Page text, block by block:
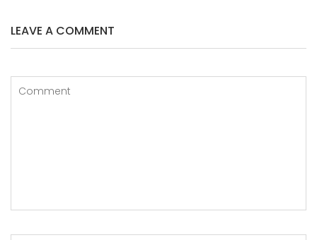
LEAVE A COMMENT